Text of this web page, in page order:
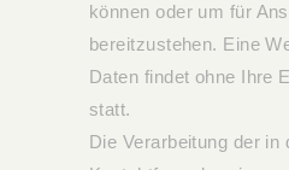
können oder um für
bereitzustehen. Eine
Daten findet ohne Ihre
statt.
Die Verarbeitung der in